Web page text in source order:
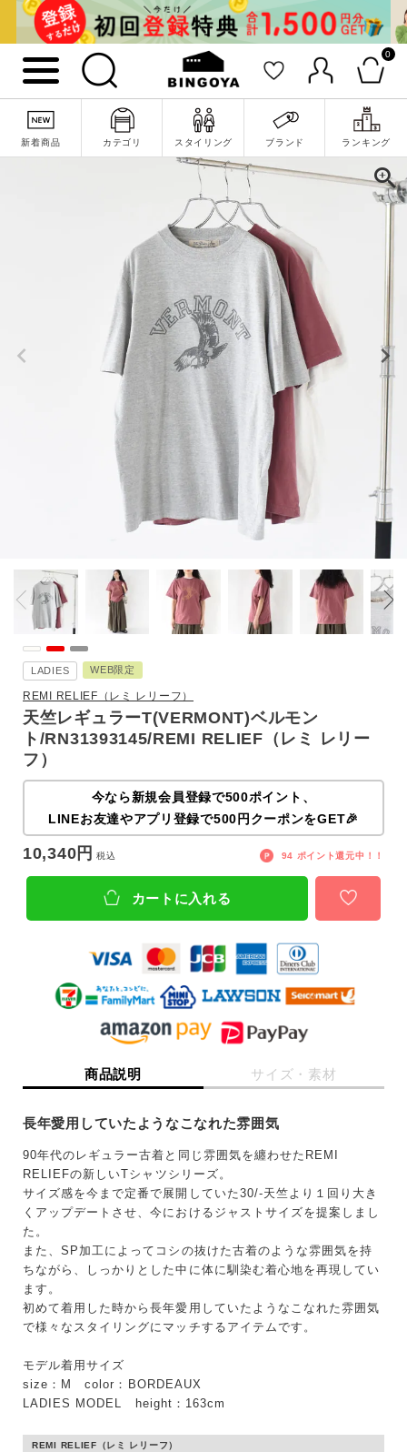
0
新着商品 カテゴリ スタイリング ブランド ランキング
詳細検索
キーワード
性別
LADIES WEB限定
REMI RELIEF（レミ レリーフ）
天竺レギュラーT(VERMONT)ベルモン
ト/RN31393145/REMI RELIEF（レミ レリー
フ）
今なら新規会員登録で500ポイント、
LINEお友達やアプリ登録で500円クーポンをGET🎉
10,340 税込 94 ポイント還元中！！
カートに入れる
商品説明 サイズ・素材
長年愛用していたようなこなれた雰囲気
90年代のレギュラー古着と同じ雰囲気を纏わせたREMI
RELIEFの新しいTシャツシリーズ。
サイズ感を今まで定番で展開していた30/-天竺より１回り大き
くアップデートさせ、今におけるジャストサイズを提案しまし
た。
また、SP加工によってコシの抜けた古着のような雰囲気を持
ちながら、しっかりとした中に体に馴染む着心地を再現してい
ます。
初めて着用した時から長年愛用していたようなこなれた雰囲気
で様々なスタイリングにマッチするアイテムです。
モデル着用サイズ
size：M color：BORDEAUX
LADIES MODEL height：163cm
REMI RELIEF（レミ レリーフ）